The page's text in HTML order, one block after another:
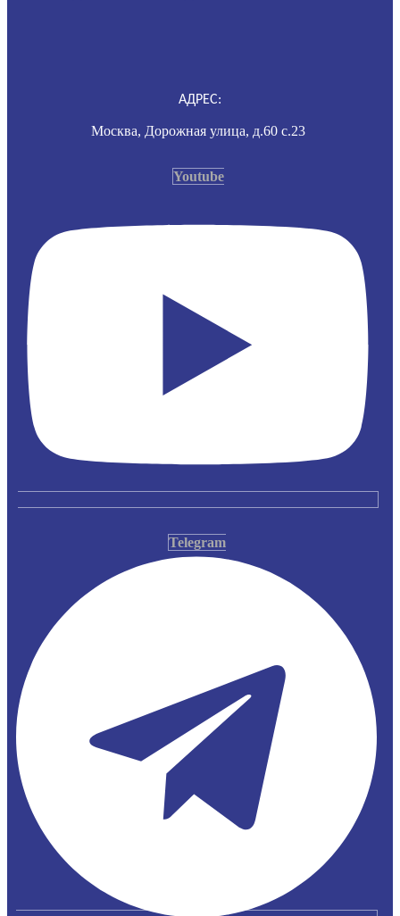
АДРЕС:
Москва, Дорожная улица, д.60 с.23
Youtube
Telegram